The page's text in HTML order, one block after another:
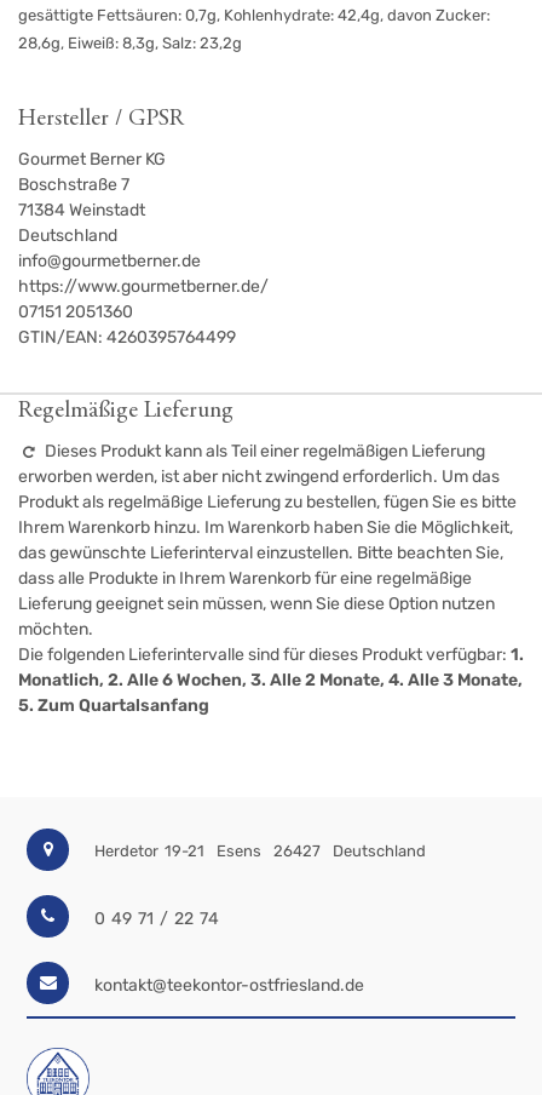
gesättigte Fettsäuren: 0,7g, Kohlenhydrate: 42,4g, davon Zucker:
28,6g, Eiweiß: 8,3g, Salz: 23,2g
Hersteller / GPSR
Gourmet Berner KG
Boschstraße 7
71384 Weinstadt
Deutschland
info@gourmetberner.de
https://www.gourmetberner.de/
07151 2051360
GTIN/EAN: 4260395764499
Regelmäßige Lieferung
Dieses Produkt kann als Teil einer regelmäßigen Lieferung
erworben werden, ist aber nicht zwingend erforderlich. Um das
Produkt als regelmäßige Lieferung zu bestellen, fügen Sie es bitte
Ihrem Warenkorb hinzu. Im Warenkorb haben Sie die Möglichkeit,
das gewünschte Lieferinterval einzustellen. Bitte beachten Sie,
dass alle Produkte in Ihrem Warenkorb für eine regelmäßige
Lieferung geeignet sein müssen, wenn Sie diese Option nutzen
möchten.
Die folgenden Lieferintervalle sind für dieses Produkt verfügbar: 1.
Monatlich, 2. Alle 6 Wochen, 3. Alle 2 Monate, 4. Alle 3 Monate,
5. Zum Quartalsanfang
Herdetor 19-21 Esens 26427 Deutschland
0 49 71 / 22 74
kontakt@teekontor-ostfriesland.de